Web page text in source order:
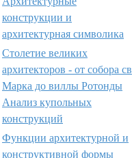
конструкции и
архитектурная символика
Столетие великих
архитекторов - от собора св
Марка до виллы Ротонды
Анализ купольных
конструкций
Функции архитектурной и
конструктивной формы